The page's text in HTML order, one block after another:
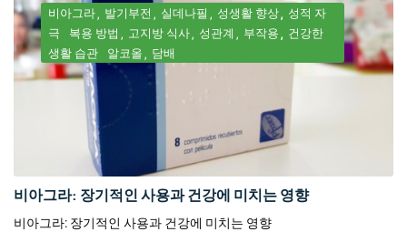
비아그라 발기부전 실데나필 성생활 향상
성적 자
극
복용 방법 고지방 식사 성관계 부작용
건강한
생활 습관
알코올 담배
비아그라: 장기적인 사용과 건강에 미치는 영향
비아그라: 장기적인 사용과 건강에 미치는 영향